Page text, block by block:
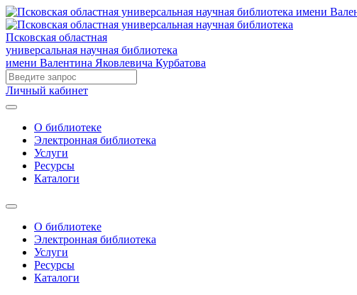
Псковская областная
универсальная научная библиотека
имени Валентина Яковлевича Курбатова
Личный кабинет
О библиотеке
Электронная библиотека
Услуги
Ресурсы
Каталоги
О библиотеке
Электронная библиотека
Услуги
Ресурсы
Каталоги